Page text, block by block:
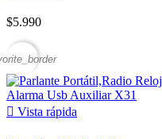
$5.990
 Vista rápida